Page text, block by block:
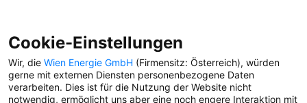
JOBS DER ZUKUNFT
Cookie-Einstellungen
Wir, die Wien Energie GmbH (Firmensitz: Österreich), würden
gerne mit externen Diensten personenbezogene Daten
verarbeiten. Dies ist für die Nutzung der Website nicht
notwendig, ermöglicht uns aber eine noch engere Interaktion mit